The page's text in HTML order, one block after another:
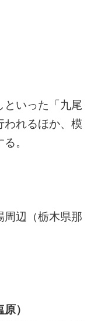
といった「九尾
われるほか、模
。
周辺（栃木県那
）